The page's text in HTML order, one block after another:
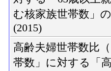
む核家族世帯数」の
(2015)
高齢夫婦世帯数比
帯数」に対する「